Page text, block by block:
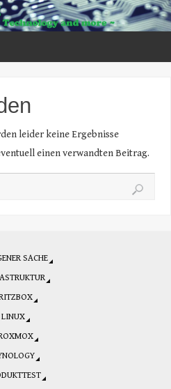
leider keine Ergebnisse
einen verwandten Beitrag.
SACHE
LINUX